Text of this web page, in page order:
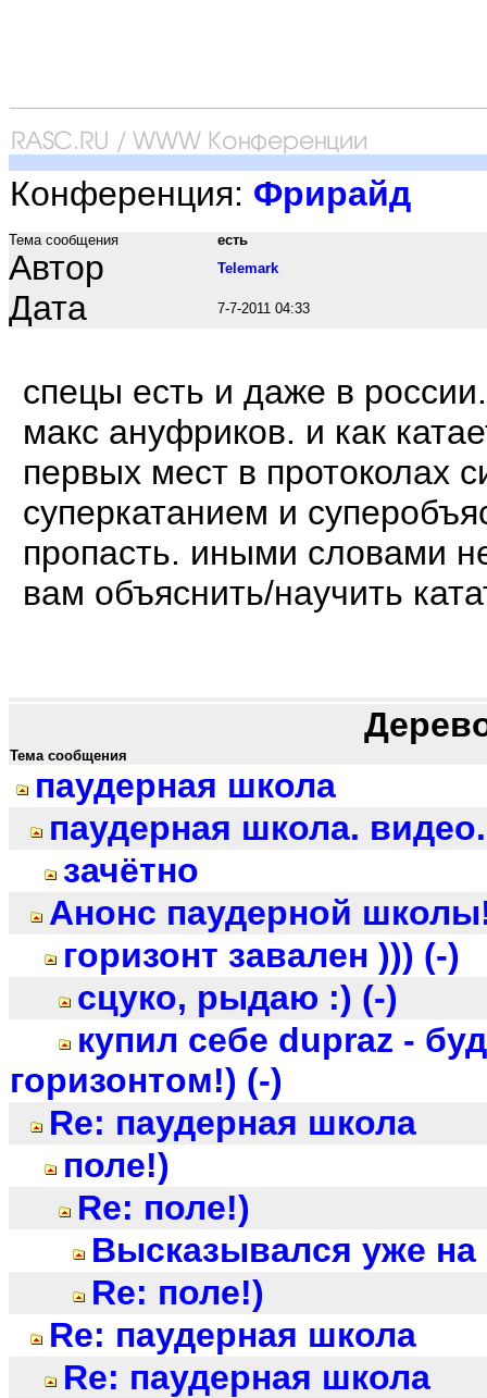
Конференция: Фрирайд
Тема сообщения есть
Автор Telemark
Дата 7-7-2011 04:33
спецы есть и даже в
макс ануфриков. и как
первых мест в протоколах
суперкатанием и
пропасть. иными словами
вам объяснить/научить
Тема сообщения
паудерная школа
паудерная школа. видео.
зачётно
Анонс паудерной
горизонт завален ))) (-)
сцуко, рыдаю :) (-)
купил себе dupraz -
горизонтом!) (-)
Re: паудерная школа
поле!)
Re: поле!)
Высказывался уже на
Re: поле!)
Re: паудерная школа
Re: паудерная школа